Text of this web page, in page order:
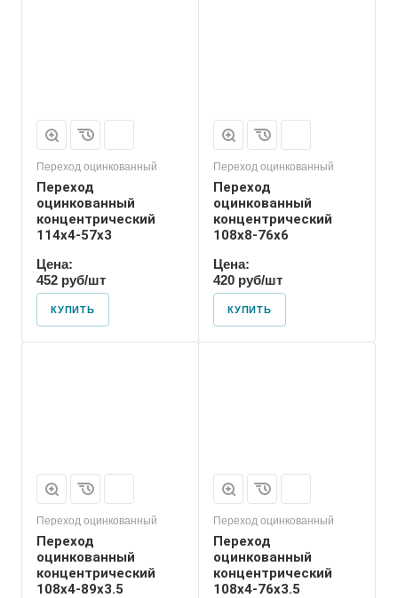
Переход оцинкованный
Переход
оцинкованный
концентрический
114х4-57х3
Цена:
452 руб/шт
КУПИТЬ
Переход оцинкованный
Переход
оцинкованный
концентрический
108х8-76х6
Цена:
420 руб/шт
КУПИТЬ
Переход оцинкованный
Переход
оцинкованный
концентрический
108х4-89х3.5
Переход оцинкованный
Переход
оцинкованный
концентрический
108х4-76х3.5